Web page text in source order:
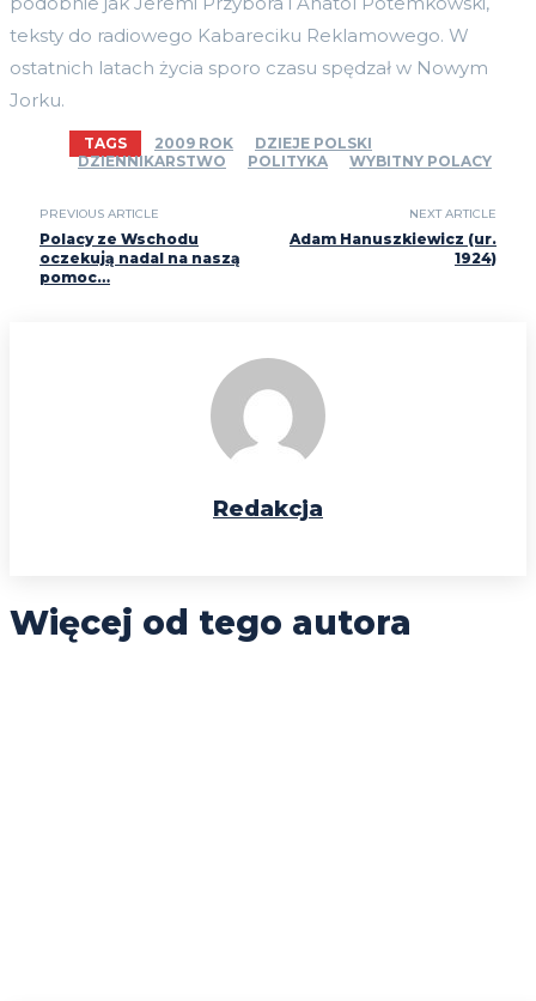
teksty do radiowego Kabareciku Reklamowego. W
ostatnich latach życia sporo czasu spędzał w Nowym
Jorku.
TAGS 2009 ROK
DZIEJE POLSKI
DZIENNIKARSTWO
POLITYKA WYBITNY POLACY
PREVIOUS ARTICLE
Polacy ze Wschodu
oczekują nadal na naszą
pomoc…
NEXT ARTICLE
Adam Hanuszkiewicz (ur.
1924)
Redakcja
Więcej od tego autora